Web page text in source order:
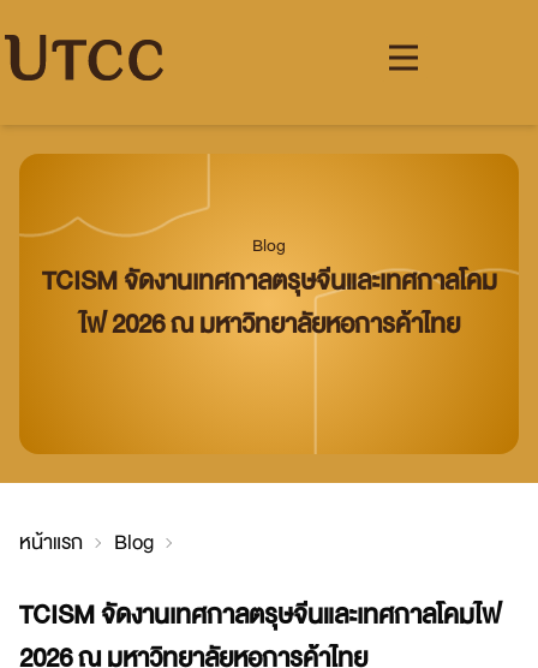
Blog
TCISM จัดงานเทศกาลตรุษจีนและเทศกาลโคม
ไฟ 2026 ณ มหาวิทยาลัยหอการค้าไทย
หน้าแรก Blog
TCISM จัดงานเทศกาลตรุษจีนและเทศกาลโคมไฟ
2026 ณ มหาวิทยาลัยหอการค้าไทย